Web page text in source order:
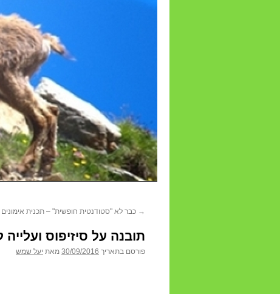
→ כבר לא "סטודנטית חופשית" – תכנית
תובנה על סיזיפוס
פורסם בתאריך 30/09/2016 מאת יעל שמש